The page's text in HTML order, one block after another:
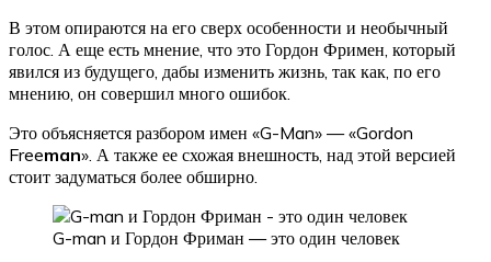
В этом опираются на его сверх особенности и необычный
голос. А еще есть мнение, что это Гордон Фримен, который
явился из будущего, дабы изменить жизнь, так как, по его
мнению, он совершил много ошибок.
Это объясняется разбором имен «G-Man» — «Gordon
Freeman». А также ее схожая внешность, над этой версией
стоит задуматься более обширно.
G-man и Гордон Фриман — это один человек